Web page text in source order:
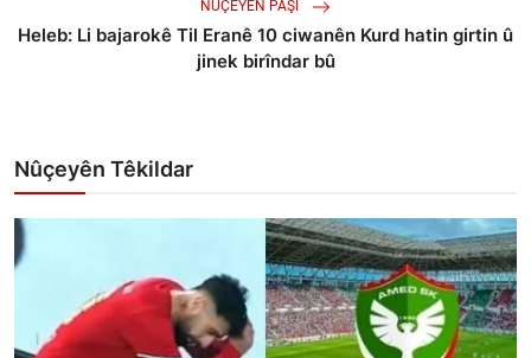
NÛÇEYÊN PAŞÎ
Heleb: Li bajarokê Til Eranê 10 ciwanên Kurd hatin girtin û
jinek birîndar bû
Nûçeyên Têkildar